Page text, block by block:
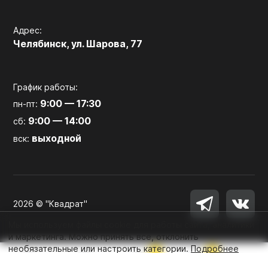
Адрес:
Челябинск, ул. Шарова, 77
График работы:
пн-пт: 9:00 — 17:30
сб: 9:00 — 14:00
вск: выходной
2026 © "Квадрат"
и маркетинга. Можно принять все, отклонить
необязательные или настроить категории.Подробнее